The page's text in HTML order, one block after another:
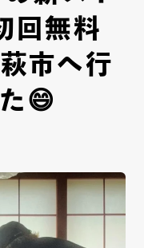
回無料
市へ行
😄